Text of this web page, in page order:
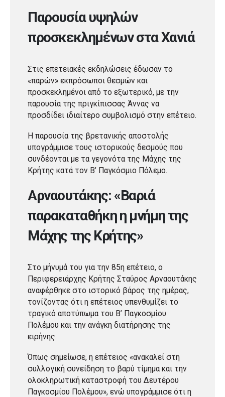
Παρουσία υψηλών
προσκεκλημένων στα Χανιά
Στις επετειακές εκδηλώσεις έδωσαν το
«παρών» εκπρόσωποι θεσμών και
προσκεκλημένοι από το εξωτερικό, με την
παρουσία της πριγκίπισσας Άννας να
προσδίδει ιδιαίτερο συμβολισμό στην επέτειο.
Η παρουσία της βρετανικής αποστολής
υπογράμμισε τους ιστορικούς δεσμούς που
συνδέονται με τα γεγονότα της Μάχης της
Κρήτης κατά τον Β’ Παγκόσμιο Πόλεμο.
Αρναουτάκης: «Βαριά
παρακαταθήκη η μνήμη της
Μάχης της Κρήτης»
Στο μήνυμά του για την 85η επέτειο, ο
Περιφερειάρχης Κρήτης Σταύρος Αρναουτάκης
αναφέρθηκε στο ιστορικό βάρος της ημέρας,
τονίζοντας ότι η επέτειος υπενθυμίζει το
τραγικό αποτύπωμα του Β’ Παγκοσμίου
Πολέμου και την ανάγκη διατήρησης της
ειρήνης.
Όπως σημείωσε, η επέτειος «ανακαλεί στη
συλλογική συνείδηση το βαρύ τίμημα και την
ολοκληρωτική καταστροφή του Δευτέρου
Παγκοσμίου Πολέμου», ενώ υπογράμμισε ότι η